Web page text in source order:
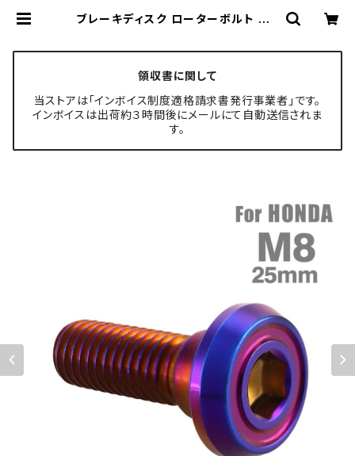
ブレーキディスク ローターボルト M8
ECH-MASTER ボルト専門店
領収書に関して
当ストアは「インボイス制度適格請求書発行事業者」です。
インボイスは出荷約３時間後にメールにて自動送信されま
す。